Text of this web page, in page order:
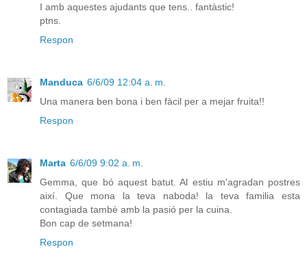
I amb aquestes ajudants que tens.. fantàstic!
ptns.
Respon
Manduca 6/6/09 12:04 a. m.
Una manera ben bona i ben fàcil per a mejar fruita!!
Respon
Marta 6/6/09 9:02 a. m.
Gemma, que bó aquest batut. Al estiu m'agradan postres
així. Que mona la teva naboda! la teva familia esta
contagiada tambè amb la pasió per la cuina.
Bon cap de setmana!
Respon